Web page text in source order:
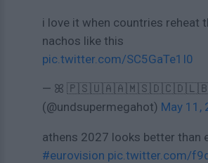
i love it when countries reheat
nachos like this
pic.twitter.com/SC5GaTe1I0
— ꕤ
(@undsupermegahot) May 11,
athens 2027 looks better than
#eurovision pic.twitter.com/